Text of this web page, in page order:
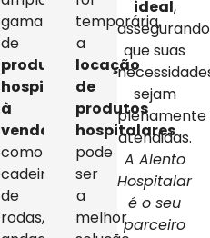
gama
de
produtos
hospitalares
à
venda
como
cadeiras
de
rodas,
temporária,
a
locação
de
produtos
hospitalares
pode
ser
a
melhor
ideal,
assegurando
que suas
sejam
plenamente
atendidas.
A Alento
Hospitalar
é o seu
parceiro